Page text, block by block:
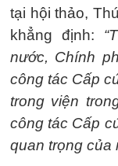
tại hội thảo,
khẳng định:
nước, Chính
công tác Cấp
trong viện
công tác Cấp
quan trọng của